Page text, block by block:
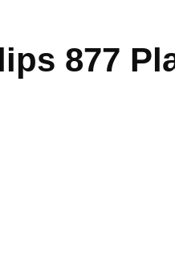
877